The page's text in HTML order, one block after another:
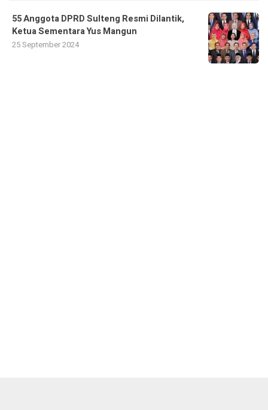
55 Anggota DPRD Sulteng Resmi Dilantik,
Ketua Sementara Yus Mangun
25 September 2024